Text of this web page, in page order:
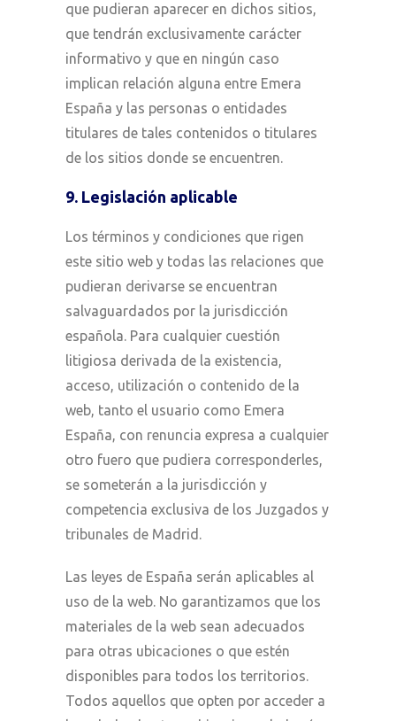
que pudieran aparecer en dichos sitios,
que tendrán exclusivamente carácter
informativo y que en ningún caso
implican relación alguna entre Emera
España y las personas o entidades
titulares de tales contenidos o titulares
de los sitios donde se encuentren.
9. Legislación aplicable
Los términos y condiciones que rigen
este sitio web y todas las relaciones que
pudieran derivarse se encuentran
salvaguardados por la jurisdicción
española. Para cualquier cuestión
litigiosa derivada de la existencia,
acceso, utilización o contenido de la
web, tanto el usuario como Emera
España, con renuncia expresa a cualquier
otro fuero que pudiera corresponderles,
se someterán a la jurisdicción y
competencia exclusiva de los Juzgados y
tribunales de Madrid.
Las leyes de España serán aplicables al
uso de la web. No garantizamos que los
materiales de la web sean adecuados
para otras ubicaciones o que estén
disponibles para todos los territorios.
Todos aquellos que opten por acceder a